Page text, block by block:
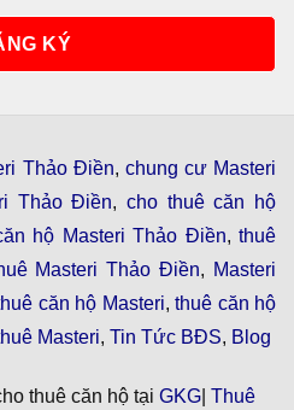
Thảo Điền, chung cư Masteri
Thảo Điền, cho thuê căn hộ
hộ Masteri Thảo Điền,thuê
Masteri Thảo Điền, Masteri
căn hộ Masteri, thuê căn hộ
Masteri, Tin Tức BĐS, Blog
thuê căn hộ tại GKG Thuê